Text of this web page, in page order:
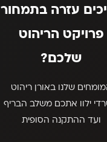
עזרה בתמחור
פרויקט הריהוט
שלכם?
שלנו באורן ריהוט
ילוו אתכם משלב הבריף
ועד ההתקנה הסופית